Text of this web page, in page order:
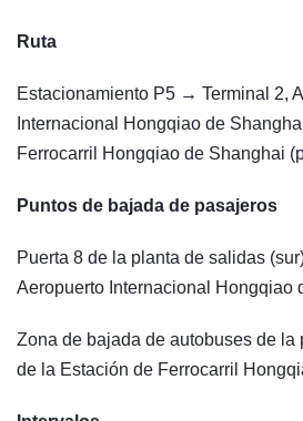
Ruta
Estacionamiento P5 → Terminal 2,
Internacional Hongqiao de
Ferrocarril Hongqiao de Shanghai
Puntos de bajada de pasajeros
Puerta 8 de la planta de salidas
Aeropuerto Internacional Hongqiao
Zona de bajada de autobuses de la
de la Estación de Ferrocarril